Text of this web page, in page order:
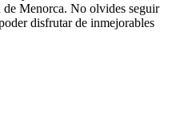
de Menorca. No olvides seguir
disfrutar de inmejorables